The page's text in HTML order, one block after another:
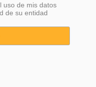
uso de mis datos
de su entidad